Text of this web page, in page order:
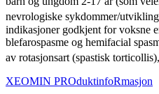
nevrologiske sykdommer/
indikasjoner godkjent for voksne
blefarospasme og hemifacial
av rotasjonsart (spastisk
XEOMIN PROduktinfoRmasjon